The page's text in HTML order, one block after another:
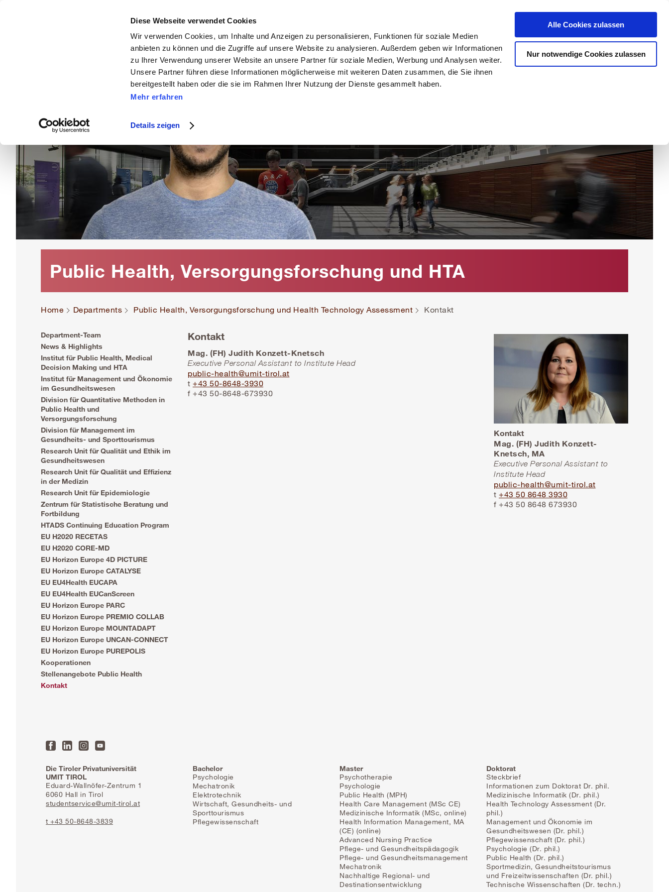
Diese Webseite verwendet Cookies
Wir verwenden Cookies, um Inhalte und Anzeigen zu personalisieren, Funktionen für soziale Medien
anbieten zu können und die Zugriffe auf unsere Website zu analysieren. Außerdem geben wir Informationen
zu Ihrer Verwendung unserer Website an unsere Partner für soziale Medien, Werbung und Analysen weiter.
Unsere Partner führen diese Informationen möglicherweise mit weiteren Daten zusammen, die Sie ihnen
bereitgestellt haben oder die sie im Rahmen Ihrer Nutzung der Dienste gesammelt haben.
Mehr erfahren
Details zeigen
Alle Cookies zulassen
Nur notwendige Cookies zulassen
Newsletter bestellen Cookie Erklärung
Studienangebot Academy Forschung Departments Universität
Public Health, Versorgungsforschung und HTA
Home Departments Public Health, Versorgungsforschung und Health Technology Assessment Kontakt
Department-Team
News & Highlights
Institut für Public Health, Medical
Decision Making und HTA
Institut für Management und Ökonomie
im Gesundheitswesen
Division für Quantitative Methoden in
Public Health und
Versorgungsforschung
Division für Management im
Gesundheits- und Sporttourismus
Research Unit für Qualität und Ethik im
Gesundheitswesen
Research Unit für Qualität und Effizienz
in der Medizin
Research Unit für Epidemiologie
Zentrum für Statistische Beratung und
Fortbildung
HTADS Continuing Education Program
EU H2020 RECETAS
EU H2020 CORE-MD
EU Horizon Europe 4D PICTURE
EU Horizon Europe CATALYSE
EU EU4Health EUCAPA
EU EU4Health EUCanScreen
EU Horizon Europe PARC
EU Horizon Europe PREMIO COLLAB
EU Horizon Europe MOUNTADAPT
EU Horizon Europe UNCAN-CONNECT
EU Horizon Europe PUREPOLIS
Kooperationen
Stellenangebote Public Health
Kontakt
Kontakt
Mag. (FH) Judith Konzett-Knetsch
Executive Personal Assistant to Institute Head
public-health@umit-tirol.at
t +43 50-8648-3930
f +43 50-8648-673930
Kontakt
Mag. (FH) Judith Konzett-
Knetsch, MA
Executive Personal Assistant to
Institute Head
public-health@umit-tirol.at
t +43 50 8648 3930
f +43 50 8648 673930
Die Tiroler Privatuniversität
UMIT TIROL
Eduard-Wallnöfer-Zentrum 1
6060 Hall in Tirol
studentservice@umit-tirol.at
t +43 50-8648-3839
Bachelor
Psychologie
Mechatronik
Elektrotechnik
Wirtschaft, Gesundheits- und
Sporttourismus
Pflegewissenschaft
Master
Psychotherapie
Psychologie
Public Health (MPH)
Health Care Management (MSc CE)
Medizinische Informatik (MSc, online)
Health Information Management, MA
(CE) (online)
Advanced Nursing Practice
Pflege- und Gesundheitspädagogik
Pflege- und Gesundheitsmanagement
Mechatronik
Nachhaltige Regional- und
Destinationsentwicklung
Doktorat
Steckbrief
Informationen zum Doktorat Dr. phil.
Medizinische Informatik (Dr. phil.)
Health Technology Assessment (Dr.
phil.)
Management und Ökonomie im
Gesundheitswesen (Dr. phil.)
Pflegewissenschaft (Dr. phil.)
Psychologie (Dr. phil.)
Public Health (Dr. phil.)
Sportmedizin, Gesundheitstourismus
und Freizeitwissenschaften (Dr. phil.)
Technische Wissenschaften (Dr. techn.)